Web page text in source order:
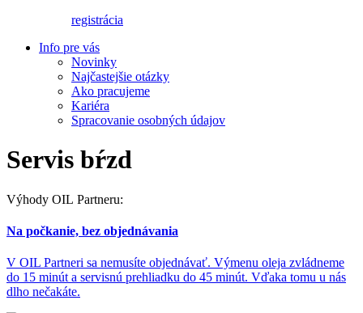
registrácia
Info pre vás
Novinky
Najčastejšie otázky
Ako pracujeme
Kariéra
Spracovanie osobných údajov
Servis bŕzd
Výhody OIL Partneru:
Na počkanie, bez objednávania
V OIL Partneri sa nemusíte objednávať. Výmenu oleja zvládneme
do 15 minút a servisnú prehliadku do 45 minút. Vďaka tomu u nás
dlho nečakáte.